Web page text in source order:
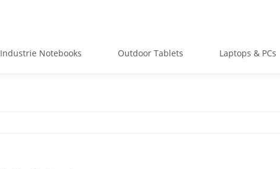
Industrie Notebooks Outdoor Tablets Laptops & PCs